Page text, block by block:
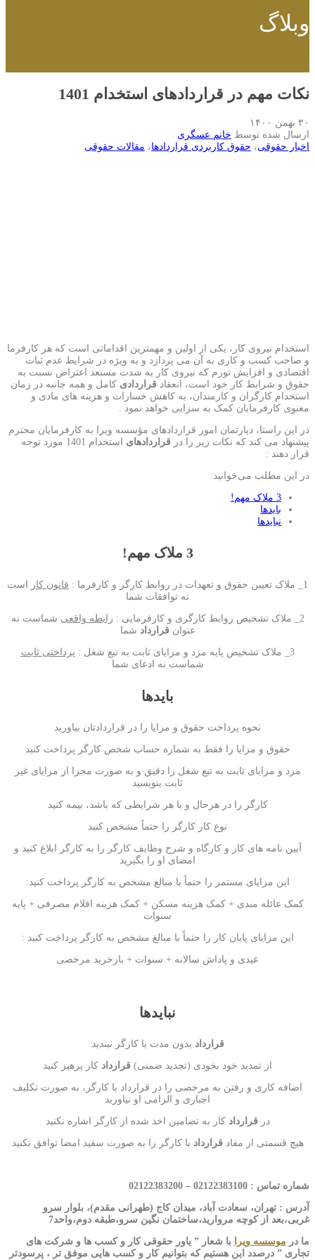
وبلاگ
نکات مهم در قراردادهای استخدام 1401
۳۰ بهمن ۱۴۰۰
ارسال شده توسط خانم عسگری
اخبار حقوقی، حقوق کاربردی قراردادها، مقالات حقوقی
استخدام نیروی کار، یکی از اولین و مهم­ترین اقداماتی است که هر کارفرما
و صاحب کسب و کاری به آن می­ پردازد و به ویژه در شرایط عدم ثبات
اقتصادی و افزایش تورم که نیروی کار به شدت مستعد اعتراض نسبت به
حقوق و شرایط کار خود است، انعقاد قراردادی کامل و همه­ جانبه در زمان
استخدام کارگران و کارمندان، به کاهش خسارات و هزینه­ های مادی و
معنوی کارفرمایان کمک به سزایی خواهد نمود .
در این راستا، دپارتمان امور قراردادهای مؤسسه ویرا به کارفرمایان محترم
پیشنهاد می­ کند که نکات زیر را در قراردادهای
استخدام 1401 مورد توجه
قرار دهند :
در این مطلب می‌خوانید:
3 ملاک مهم!
بایدها
نبایدها
3 ملاک مهم!
1_ ملاک تعیین حقوق و تعهدات در روابط کارگر و کارفرما : قانون کار
است
نه توافقات شما
2_ ملاک تشخیص روابط کارگری و کارفرمایی : رابطه واقعی شماست نه
عنوانقرارداد شما
3_ ملاک تشخیص پایه مزد و مزایای ثابت به تبع شغل :
پرداختی ثابت
شماست نه ادعای شما
بایدها
نحوه پرداخت حقوق و مزایا را در قراردادتان بیاورید
حقوق و مزایا را فقط به شماره حساب شخص کارگر پرداخت کنید
مزد و مزایای ثابت به تبع شغل را دقیق و به صورت مجزا از مزایای غیر
ثابت بنویسید
کارگر را در هرحال و با هر شرایطی که باشد، بیمه کنید
نوع کار کارگر را حتماً مشخص کنید
آیین ­نامه ­های کار و کارگاه و شرح وظایف کارگر را به کارگر ابلاغ کنید و
امضای او را بگیرید
این مزایای مستمر را حتماً با مبالغ مشخص به کارگر پرداخت کنید:
کمک عائله­ مندی + کمک هزینه مسکن + کمک هزینه اقلام مصرفی + پایه
سنوات
این مزایای پایان کار را حتماً با مبالغ مشخص به کارگر پرداخت کنید :
عیدی و پاداش سالانه + سنوات + بازخرید مرخصی
نبایدها
قرارداد بدون مدت با کارگر نبندید
از تمدید خود بخودی (تجدید ضمنی) قرارداد کار پرهیز کنید
اضافه کاری و رفتن به مرخصی را در قرارداد با کارگر، به صورت تکلیف
اجباری و الزامی او نیاورید
درقرارداد کار به تضامین اخذ شده از کارگر اشاره نکنید
هیچ قسمتی از مفادقرارداد با کارگر را به صورت سفید امضا توافق نکنید
شماره تماس : 02122383100 – 02122383200
آدرس : تهران، سعادت آباد، میدان کاج (طهرانی مقدم)، بلوار سرو
غربی،بعد از کوچه مروارید،ساختمان نگین سرو،طبقه دوم،واحد7
ما در موسسه ویرا
با شعار ” یاور حقوقی کار و کسب ها و شرکت های
تجاری ” درصدد این هستیم که بتوانیم کار و کسب هایی موفق تر ، پرسودتر